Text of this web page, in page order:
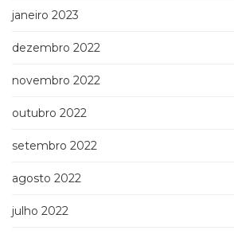
(21)
e
(65)
(1)
Prática
(32)
janeiro 2023
dezembro 2022
novembro 2022
outubro 2022
setembro 2022
agosto 2022
julho 2022